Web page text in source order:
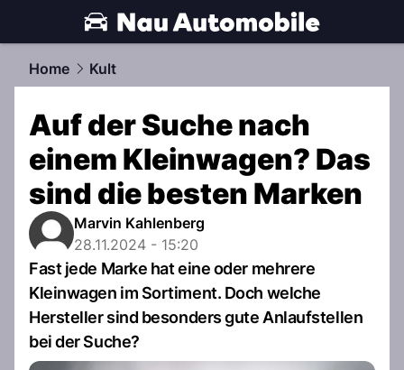
automobile.NAU.ch
Home Kult
Auf der Suche nach
einem Kleinwagen? Das
sind die besten Marken
Marvin Kahlenberg
28.11.2024 - 15:20
Fast jede Marke hat eine oder mehrere
Kleinwagen im Sortiment. Doch welche
Hersteller sind besonders gute Anlaufstellen
bei der Suche?